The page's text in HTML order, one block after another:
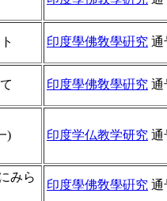
印度學佛敎學硏究
印度學佛敎學硏究
) 印度学仏教学研究
みら
印度學佛敎學硏究